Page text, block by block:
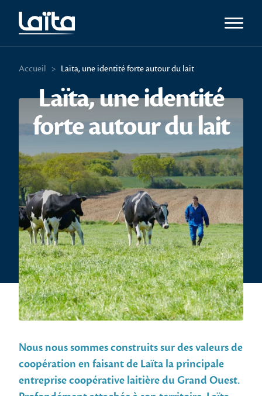
Ouvrir
Accueil > Laïta, une identité forte autour du lait
Laïta, une identité
forte autour du lait
Nous nous sommes construits sur des valeurs de
coopération en faisant de Laïta la principale
entreprise coopérative laitière du Grand Ouest.